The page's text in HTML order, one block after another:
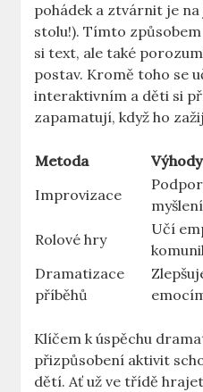
pohádek a ztvárnit je
stolu!). Tímto
si text, ale také
postav. Kromě toho se
interaktivním a děti si
zapamatují, když ho
Metoda
Výhody
Improvizace
myšlení
Rolové hry
Učí
Dramatizace
příběhů
Klíčem k úspěchu
přizpůsobení aktivit
dětí. Ať už ve třídě